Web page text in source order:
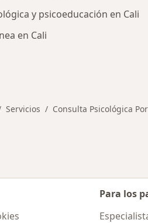
y psicoeducación en Cali
en Cali
Servicios Consulta Psicológica
Para los